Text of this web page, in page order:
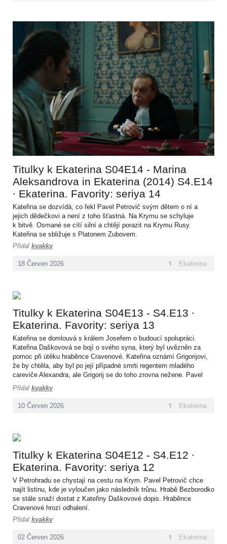
18 Červen 2026
Titulky k Ekaterina S04E14 - Marina
Aleksandrova in Ekaterina (2014) S4.E14
∙ Ekaterina. Favority: seriya 14
Kateřina se dozvídá, co řekl Pavel Petrovič svým dětem o ní a
jejich dědečkovi a není z toho šťastná. Na Krymu se schyluje
k bitvě. Osmané se cítí silní a chtějí porazit na Krymu Rusy.
Kateřina se sbližuje s Platonem Zubovem.
Přidal kvakkv
1 Ekaterina
10 Červen 2026
Titulky k Ekaterina S04E13 - S4.E13 ∙
Ekaterina. Favority: seriya 13
Kateřina se domlouvá s králem Josefem o budoucí spolupráci.
Kateřina Daškovová se bojí o svého syna, který byl uvězněn za
pomoc při útěku hraběnce Cravenové. Kateřina oznámí Grigorijovi,
že by chtěla, aby byl po její případné smrti regentem mladého
careviče Alexandra, ale Grigorij se do toho zrovna nežene. Pavel
Petrovič lehce ztrácí trpělivost se svými potomky.
Přidal kvakkv
1 Ekaterina
02 Červen 2026
Titulky k Ekaterina S04E12 - S4.E12 ∙
Ekaterina. Favority: seriya 12
V Petrohradu se chystají na cestu na Krym. Pavel Petrovič chce
najít listinu, kde je vyloučen jako následník trůnu. Hrabě Bezborodko
se stále snaží dostat z Kateřiny Daškovové dopis. Hraběnce
Cravenové hrozí odhalení.
Přidal kvakkv
1 Ekaterina